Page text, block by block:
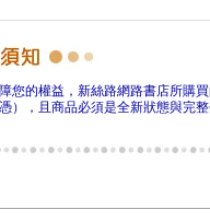
您的權益，新絲路網路書店所購
），且商品必須是全新狀態與完